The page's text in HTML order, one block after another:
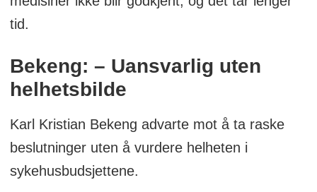
tid.
Bekeng: – Uansvarlig uten
helhetsbilde
Karl Kristian Bekeng advarte mot å ta raske
beslutninger uten å vurdere helheten i
sykehusbudsjettene.